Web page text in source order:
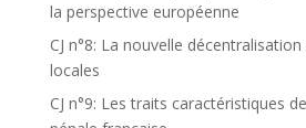
la perspective européenne
CJ n°8: La nouvelle
locales
CJ n°9: Les traits caractéristiques